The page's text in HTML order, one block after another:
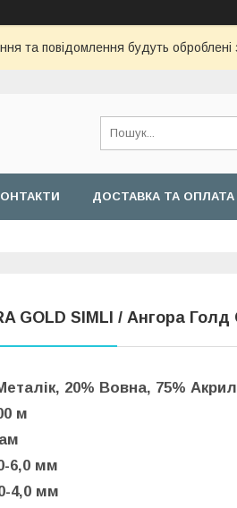
та повідомлення будуть
ДОСТАВКА ТА ОПЛАТА
GOLD SIMLI / Ангора
20% Вовна, 75% Акрил
м
6,0 мм
4,0 мм